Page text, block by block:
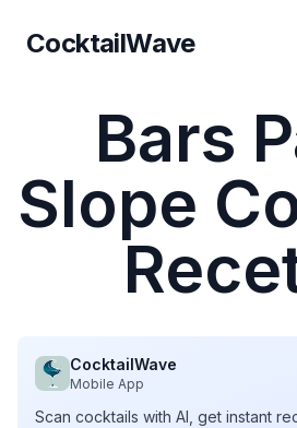
CocktailWave
CocktailWave
Bars
Slope
CocktailWave
Mobile App
Scan cocktails with AI, get instant